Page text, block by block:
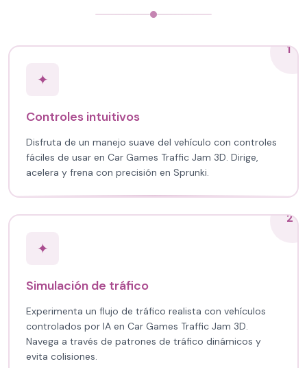
1
✦
Controles intuitivos
Disfruta de un manejo suave del vehículo con controles
fáciles de usar en Car Games Traffic Jam 3D. Dirige,
acelera y frena con precisión en Sprunki.
2
✦
Simulación de tráfico
Experimenta un flujo de tráfico realista con vehículos
controlados por IA en Car Games Traffic Jam 3D.
Navega a través de patrones de tráfico dinámicos y
evita colisiones.